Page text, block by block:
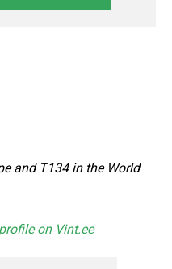
and T134 in the World
on Vint.ee